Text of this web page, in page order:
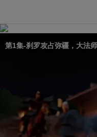
第1集-刹罗攻占弥疆，大法